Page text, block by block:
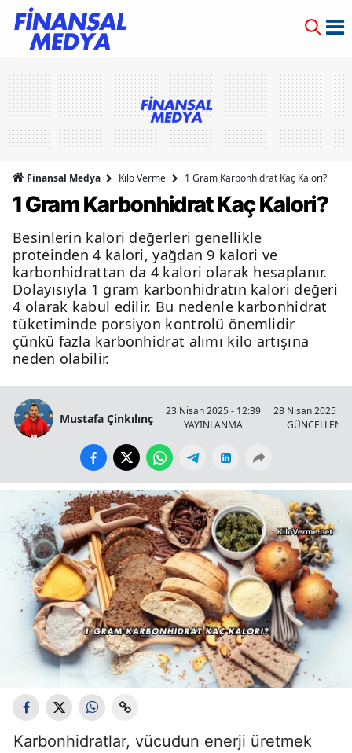
Finansal Medya Kilo Verme 1 Gram Karbonhidrat Kaç Kalori?
1 Gram Karbonhidrat Kaç Kalori?
Besinlerin kalori değerleri genellikle
proteinden 4 kalori, yağdan 9 kalori ve
karbonhidrattan da 4 kalori olarak hesaplanır.
Dolayısıyla 1 gram karbonhidratın kalori değeri
4 olarak kabul edilir. Bu nedenle karbonhidrat
tüketiminde porsiyon kontrolü önemlidir
çünkü fazla karbonhidrat alımı kilo artışına
neden olabilir.
Mustafa Çinkılınç
23 Nisan 2025 - 12:39
YAYINLANMA
28 Nisan 2025 -
Karbonhidratlar, vücudun enerji üretmek